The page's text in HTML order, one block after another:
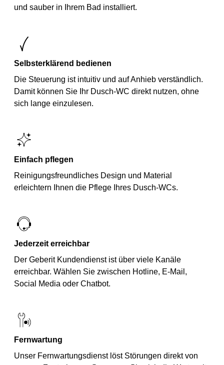
und sauber in Ihrem Bad installiert.
Selbsterklärend bedienen
Die Steuerung ist intuitiv und auf Anhieb verständlich.
Damit können Sie Ihr Dusch-WC direkt nutzen, ohne
sich lange einzulesen.
Einfach pflegen
Reinigungsfreundliches Design und Material
erleichtern Ihnen die Pflege Ihres Dusch-WCs.
Jederzeit erreichbar
Der Geberit Kundendienst ist über viele Kanäle
erreichbar. Wählen Sie zwischen Hotline, E-Mail,
Social Media oder Chatbot.
Fernwartung
Unser Fernwartungsdienst löst Störungen direkt von